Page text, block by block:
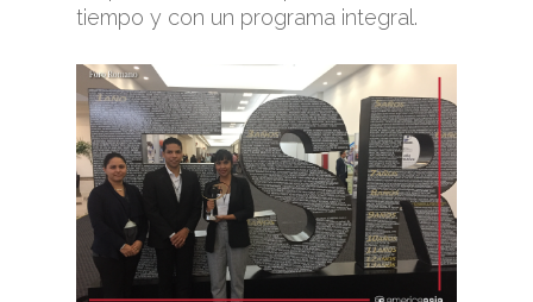
tiempo y con un programa integral.